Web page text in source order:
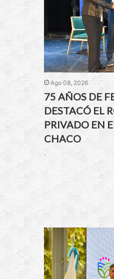
Ago 08, 2026
75 AÑOS DE
DESTACÓ EL
PRIVADO EN
CHACO
.